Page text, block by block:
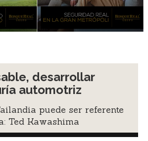
desarrollar
automotriz
puede ser referente
Ted Kawashima